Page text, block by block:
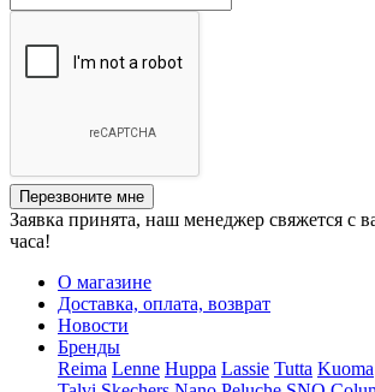
Перезвоните мне
Заявка принята, наш менеджер свяжется с
часа!
О магазине
Доставка, оплата, возврат
Новости
Бренды
Reima Lenne Huppa Lassie Tutta Kuoma